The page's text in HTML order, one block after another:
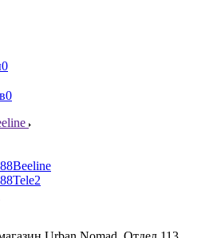
0
0
Beeline
Tele2